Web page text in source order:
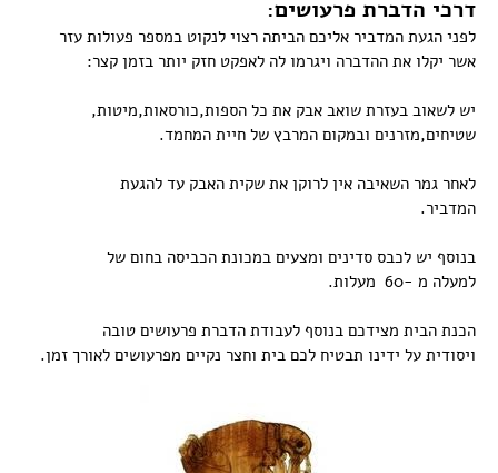
דרכי הדברת פרעושים:
לפני הגעת המדביר אליכם הביתה רצוי לנקוט במספר פעולות עזר
אשר יקלו את ההדברה ויגרמו לה לאפקט חזק יותר בזמן קצר:
יש לשאוב בעזרת שואב אבק את כל הספות,כורסאות,מיטות,
שטיחים,מזרנים ובמקום המרבץ של חיית המחמד.
לאחר גמר השאיבה אין לרוקן את שקית האבק עד להגעת
המדביר.
בנוסף יש לכבס סדינים ומצעים במכונת הכביסה בחום של
למעלה מ -60 מעלות.
הכנת הבית מצידכם בנוסף לעבודת הדברת פרעושים טובה
ויסודית על ידינו תבטיח לכם בית וחצר נקיים מפרעושים לאורך זמן.